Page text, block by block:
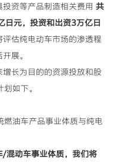
投资等产品制造相关费用共
日元，投资和出资3万亿日
估纯电动车市场的渗透程
展。
长为目的的资源投放和股
如下。
燃油车产品事业体质与纯电
/混动车事业体质，我们将